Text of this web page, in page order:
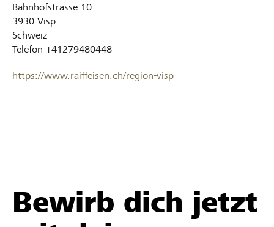
Bahnhofstrasse 10
3930 Visp
Schweiz
Telefon +41279480448
https://www.raiffeisen.ch/region-visp
Bewirb dich jetzt